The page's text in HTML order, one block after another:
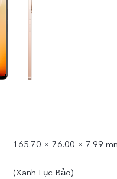
165.70 × 76.00 × 7.99
(Xanh Lục Bảo)